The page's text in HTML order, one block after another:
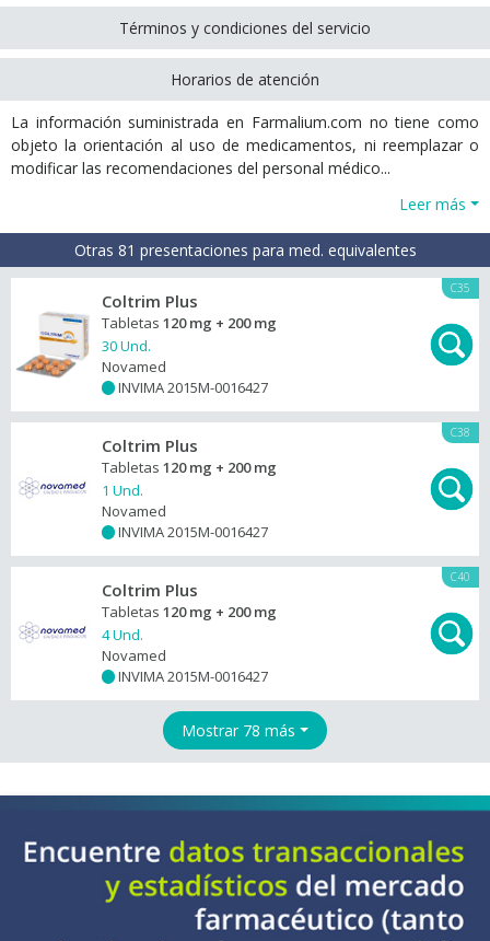
Términos y condiciones del servicio
Horarios de atención
La información suministrada en Farmalium.com no tiene como
objeto la orientación al uso de medicamentos, ni reemplazar o
modificar las recomendaciones del personal médico...
Leer más
Otras 81 presentaciones para med. equivalentes
C35
Coltrim Plus
Tabletas 120 mg + 200 mg
30 Und.
Novamed
INVIMA 2015M-0016427
C38
Coltrim Plus
Tabletas 120 mg + 200 mg
1 Und.
Novamed
INVIMA 2015M-0016427
C40
Coltrim Plus
Tabletas 120 mg + 200 mg
4 Und.
Novamed
INVIMA 2015M-0016427
Mostrar 78 más